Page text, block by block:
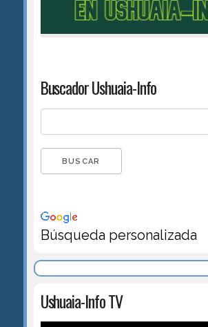
Buscador Ushuaia-Info
Búsqueda personalizada
Ushuaia-Info TV